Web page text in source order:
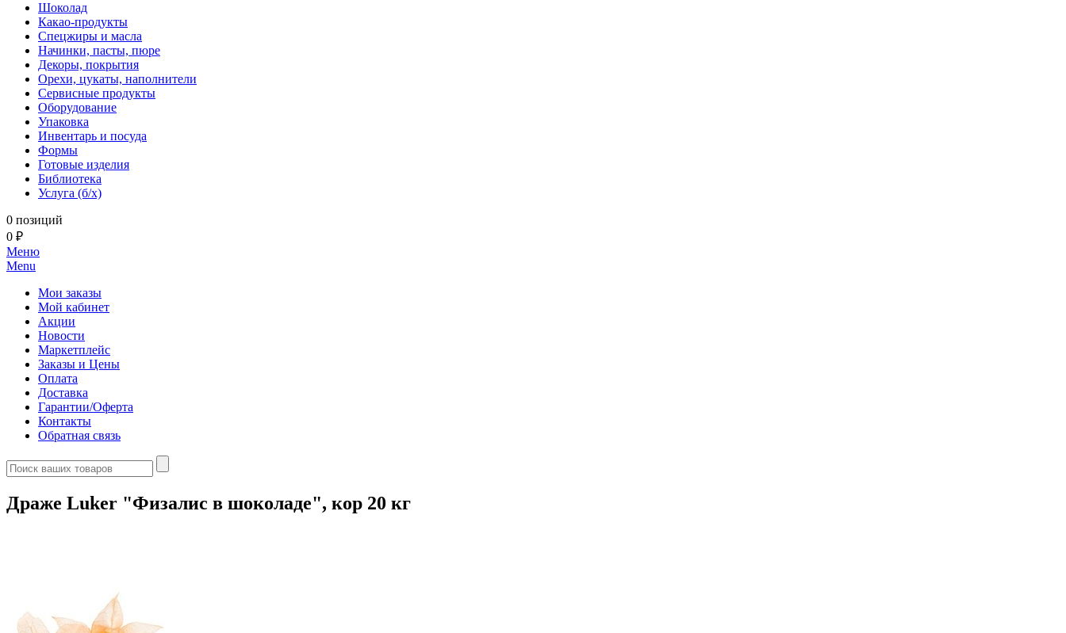
Шоколад
Какао-продукты
Спецжиры и масла
Начинки, пасты, пюре
Декоры, покрытия
Орехи, цукаты, наполнители
Сервисные продукты
Оборудование
Упаковка
Инвентарь и посуда
Формы
Готовые изделия
Библиотека
Услуга (б/х)
0 позиций
0 ₽
Меню
Menu
Мои заказы
Мой кабинет
Акции
Новости
Маркетплейс
Заказы и Цены
Оплата
Доставка
Гарантии/Оферта
Контакты
Обратная связь
Драже Luker "Физалис в шоколаде", кор 20 кг